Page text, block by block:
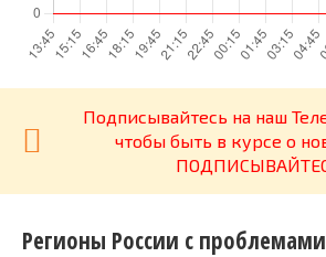
Подписывайтесь на наш
чтобы быть в курсе о
Регионы России с проблемами